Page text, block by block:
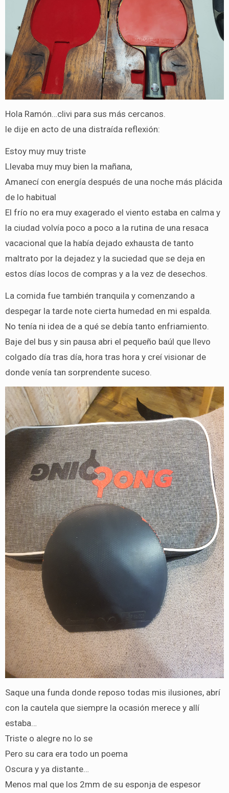
Hola Ramón…clivi para sus más cercanos.
le dije en acto de una distraída reflexión:
Estoy muy muy triste
Llevaba muy muy bien la mañana,
Amanecí con energía después de una noche más plácida
de lo habitual
El frío no era muy exagerado el viento estaba en calma y
la ciudad volvía poco a poco a la rutina de una resaca
vacacional que la había dejado exhausta de tanto
maltrato por la dejadez y la suciedad que se deja en
estos días locos de compras y a la vez de desechos.
La comida fue también tranquila y comenzando a
despegar la tarde note cierta humedad en mi espalda.
No tenía ni idea de a qué se debía tanto enfriamiento.
Baje del bus y sin pausa abri el pequeño baúl que llevo
colgado día tras día, hora tras hora y creí visionar de
donde venía tan sorprendente suceso.
Saque una funda donde reposo todas mis ilusiones, abrí
con la cautela que siempre la ocasión merece y allí
estaba…
Triste o alegre no lo se
Pero su cara era todo un poema
Oscura y ya distante…
Menos mal que los 2mm de su esponja de espesor